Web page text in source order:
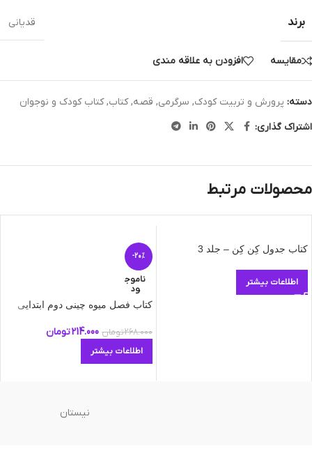
برند قدیانی
مقایسه افزودن به علاقه مندی
دسته: پرورش و تربیت کودک, سرگرمی, قصه, کتاب, کتاب کودک و نوجوان
اشتراک گذاری:
محصولات مرتبط
کتاب جدول کِن کِن – جلد 3
اطلاعات بیشتر
-20%
ناموج
ود
کتاب فصل میوه چینی دوم ابتدایی
268.000تومان 214.000تومان
اطلاعات بیشتر
نیستان